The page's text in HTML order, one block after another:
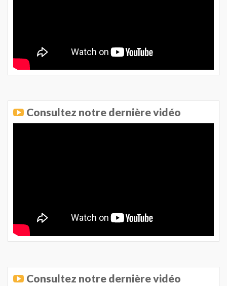
Consultez notre dernière vidéo
Consultez notre dernière vidéo